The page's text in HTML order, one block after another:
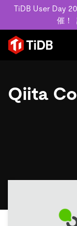
TiDB User Day
催！
プロダクト
MySQL互換の分散
ラビリティを備え
TiDB Cloud
ユースケース
アーカイブ動画
エンゲージメント
基本規約、TiDB
プライバシーポリ
Qiita